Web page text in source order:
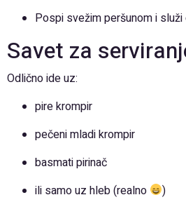
Pospi svežim peršunom i služi
Savet za
Odlično ide uz:
pire krompir
pečeni mladi krompir
basmati pirinač
ili samo uz hleb (realno
)